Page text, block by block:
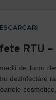
RTU
de lucru
dezinfectare